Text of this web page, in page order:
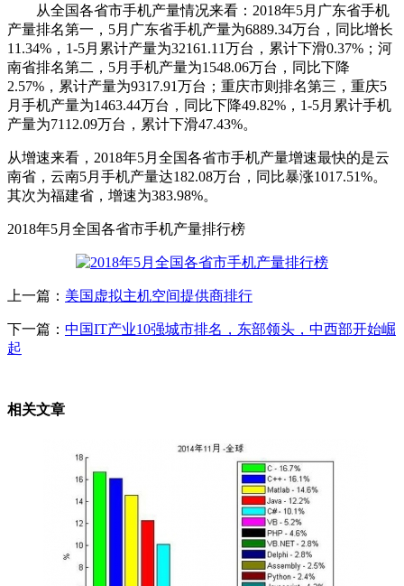
从全国各省市手机产量情况来看：2018年5月广东省手机
产量排名第一，5月广东省手机产量为6889.34万台，同比增长
11.34%，1-5月累计产量为32161.11万台，累计下滑0.37%；河
南省排名第二，5月手机产量为1548.06万台，同比下降
2.57%，累计产量为9317.91万台；重庆市则排名第三，重庆5
月手机产量为1463.44万台，同比下降49.82%，1-5月累计手机
产量为7112.09万台，累计下滑47.43%。
从增速来看，2018年5月全国各省市手机产量增速最快的是云
南省，云南5月手机产量达182.08万台，同比暴涨1017.51%。
其次为福建省，增速为383.98%。
2018年5月全国各省市手机产量排行榜
上一篇： 美国虚拟主机空间提供商排行
下一篇： 中国IT产业10强城市排名，东部领头，中西部开始崛
起
相关文章